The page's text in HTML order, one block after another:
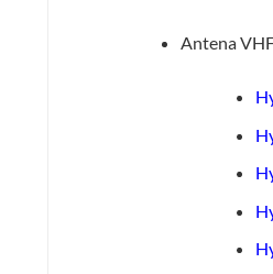
Antena